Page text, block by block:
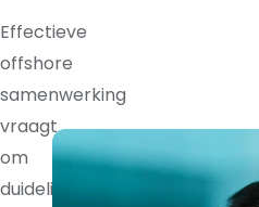
Effectieve
offshore
samenwerking
vraagt
om
duidelijke